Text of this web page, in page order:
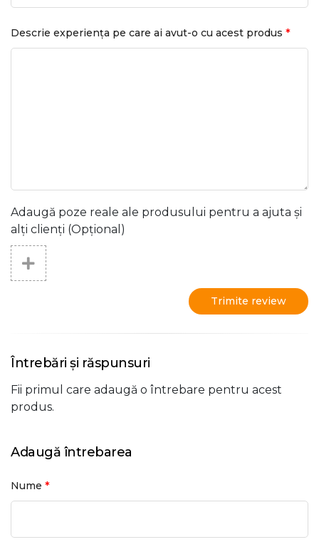
Descrie experiența pe care ai avut-o cu acest produs *
Adaugă poze reale ale produsului pentru a ajuta și
alți clienți (Opțional)
Trimite review
Întrebări și răspunsuri
Fii primul care adaugă o întrebare pentru acest
produs.
Adaugă întrebarea
Nume *